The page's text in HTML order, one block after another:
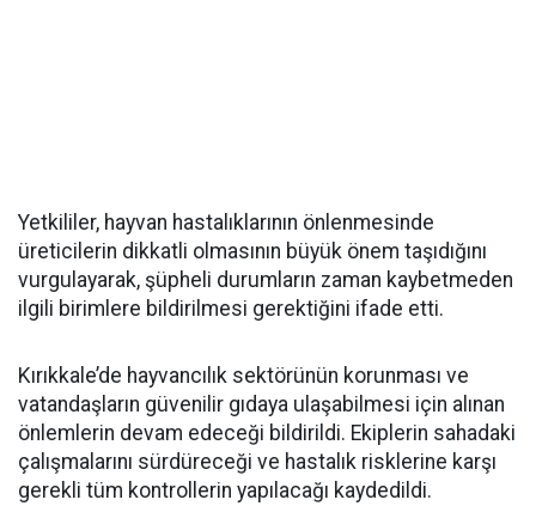
Yetkililer, hayvan hastalıklarının önlenmesinde
üreticilerin dikkatli olmasının büyük önem taşıdığını
vurgulayarak, şüpheli durumların zaman kaybetmeden
ilgili birimlere bildirilmesi gerektiğini ifade etti.
Kırıkkale’de hayvancılık sektörünün korunması ve
vatandaşların güvenilir gıdaya ulaşabilmesi için alınan
önlemlerin devam edeceği bildirildi. Ekiplerin sahadaki
çalışmalarını sürdüreceği ve hastalık risklerine karşı
gerekli tüm kontrollerin yapılacağı kaydedildi.